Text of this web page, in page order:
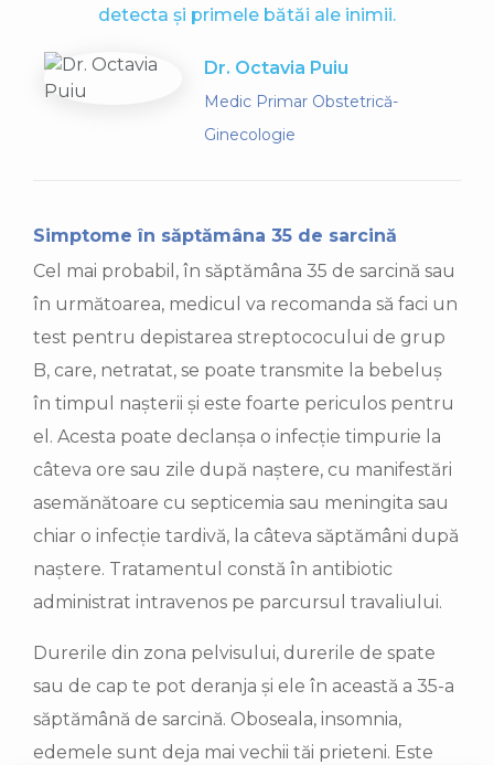
detecta și primele bătăi ale inimii.
Dr. Octavia Puiu
Medic Primar Obstetrică-
Ginecologie
Simptome în săptămâna 35 de sarcină
Cel mai probabil, în săptămâna 35 de sarcină sau
în următoarea, medicul va recomanda să faci un
test pentru depistarea streptococului de grup
B, care, netratat, se poate transmite la bebeluș
în timpul nașterii și este foarte periculos pentru
el. Acesta poate declanșa o infecție timpurie la
câteva ore sau zile după naștere, cu manifestări
asemănătoare cu septicemia sau meningita sau
chiar o infecție tardivă, la câteva săptămâni după
naștere. Tratamentul constă în antibiotic
administrat intravenos pe parcursul travaliului.
Durerile din zona pelvisului, durerile de spate
sau de cap te pot deranja și ele în această a 35-a
săptămână de sarcină. Oboseala, insomnia,
edemele sunt deja mai vechii tăi prieteni. Este